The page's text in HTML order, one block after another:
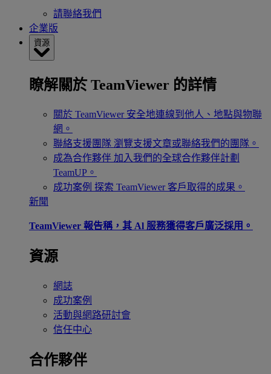
請聯絡我們
企業版
資源
瞭解關於 TeamViewer 的詳情
關於 TeamViewer 安全地連線到他人、地點與物聯
網。
聯絡支援團隊 瀏覽支援文章或聯絡我們的團隊。
成為合作夥伴 加入我們的全球合作夥伴計劃
TeamUP。
成功案例 探索 TeamViewer 客戶取得的成果。
新聞
TeamViewer 報告稱，其 Al 服務獲得客戶廣泛採用。
資源
網誌
成功案例
活動與網路研討會
信任中心
合作夥伴